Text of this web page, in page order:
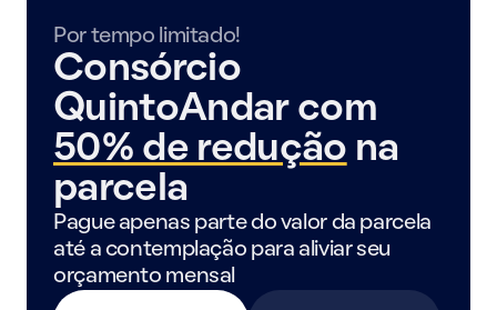
Por tempo limitado!
Consórcio
QuintoAndar com
50% de redução na
parcela
Pague apenas parte do valor da parcela
até a contemplação para aliviar seu
orçamento mensal